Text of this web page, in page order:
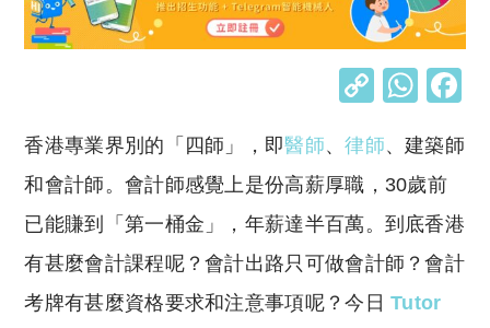
C
p
y
Li
n
k
W
at
s
A
p
p
香港專業界別的「四師」，即醫師、律師、建築師
和會計師。會計師感覺上是份高薪厚職，30歲前
已能賺到「第一桶金」，年薪達半百萬。到底香港
有甚麼會計課程呢？會計出路只可做會計師？會計
考牌有甚麼資格要求和注意事項呢？今日Tutor